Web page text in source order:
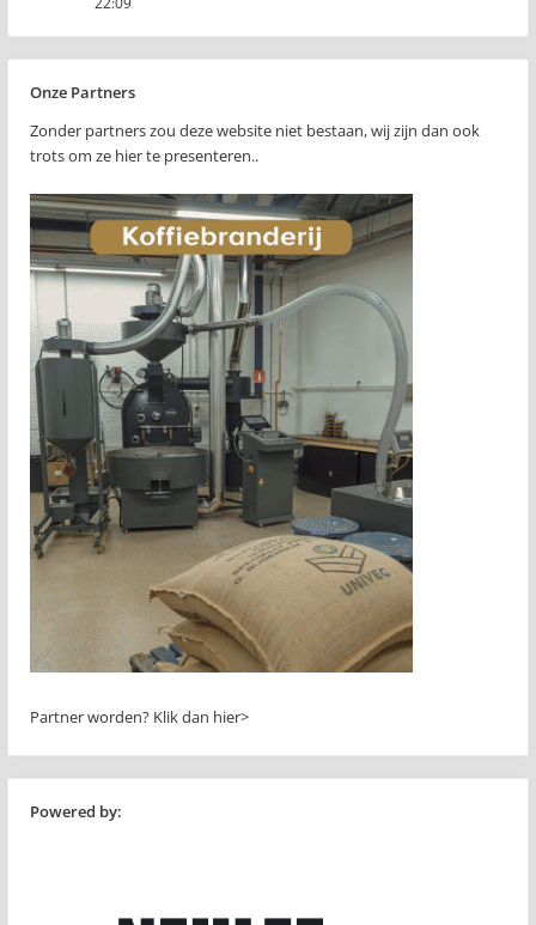
Onze Partners
Zonder partners zou deze website niet bestaan, wij zijn dan ook
trots om ze hier te presenteren..
Partner worden? Klik dan hier>
Powered by: